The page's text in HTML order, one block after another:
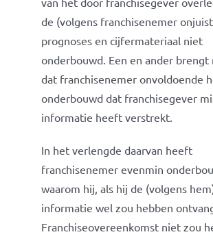
de (volgens franchisenemer
prognoses en cijfermateriaal niet
onderbouwd. Een en ander brengt
dat franchisenemer onvoldoende
onderbouwd dat franchisegever
informatie heeft verstrekt.
In het verlengde daarvan heeft
franchisenemer evenmin
waarom hij, als hij de (volgens
informatie wel zou hebben
Franchiseovereenkomst niet zou